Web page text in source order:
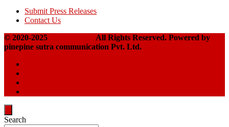
Submit Press Releases
Contact Us
© 2020-2025
All Rights Reserved. Powered by
pinepine sutra communication Pvt. Ltd.
Search